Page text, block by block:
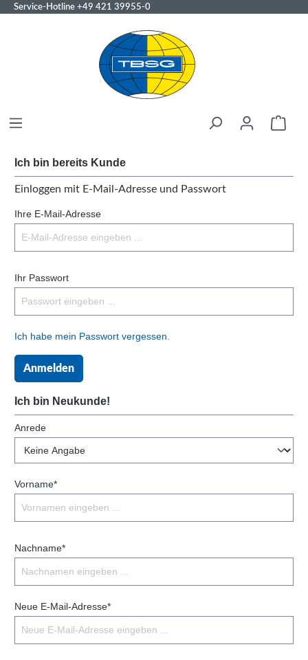
Service-Hotline +49 421 39955-0
Ich bin bereits Kunde
Einloggen mit E-Mail-Adresse und Passwort
Ihre E-Mail-Adresse
Ihr Passwort
Ich habe mein Passwort vergessen.
Anmelden
Ich bin Neukunde!
Anrede
Vorname*
Nachname*
Neue E-Mail-Adresse*